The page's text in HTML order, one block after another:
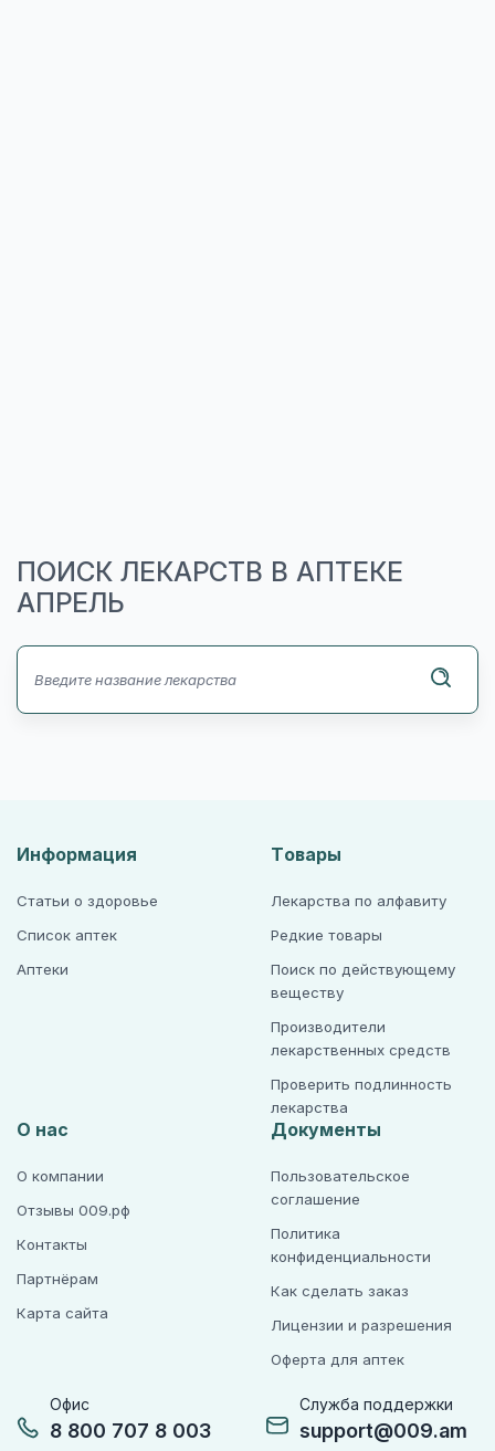
ПОИСК ЛЕКАРСТВ В АПТЕКЕ
АПРЕЛЬ
Офис
8 800 707 8 003
Служба поддержки
support@009.am
Информация
Статьи о здоровье
Список аптек
Аптеки
Товары
Лекарства по алфавиту
Редкие товары
Поиск по действующему
веществу
Производители
лекарственных средств
Проверить подлинность
лекарства
О нас
О компании
Отзывы 009.рф
Контакты
Партнёрам
Карта сайта
Документы
Пользовательское
соглашение
Политика
конфиденциальности
Как сделать заказ
Лицензии и разрешения
Оферта для аптек